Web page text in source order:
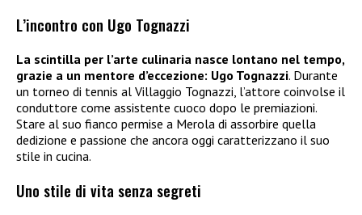
L’incontro con Ugo Tognazzi
La scintilla per l’arte culinaria nasce lontano nel tempo,
grazie a un mentore d’eccezione: Ugo Tognazzi. Durante
un torneo di tennis al Villaggio Tognazzi, l’attore coinvolse il
conduttore come assistente cuoco dopo le premiazioni.
Stare al suo fianco permise a Merola di assorbire quella
dedizione e passione che ancora oggi caratterizzano il suo
stile in cucina.
Uno stile di vita senza segreti